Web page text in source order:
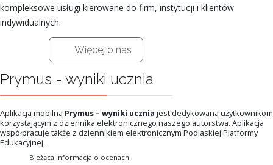
kompleksowe usługi kierowane do firm, instytucji i klientów
indywidualnych.
Więcej o nas
Prymus - wyniki ucznia
Aplikacja mobilna Prymus – wyniki ucznia jest dedykowana użytkownikom
korzystającym z dziennika elektronicznego naszego autorstwa. Aplikacja
współpracuje także z dziennikiem elektronicznym Podlaskiej Platformy
Edukacyjnej.
Bieżąca informacja o ocenach